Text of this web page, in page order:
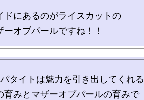
ドにあるのがライスカットの
パタイトは魅力を引き出してくれ
育みとマザーオブパールの育みで